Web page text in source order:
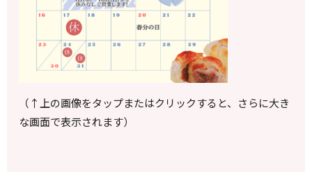
（↑上の画像をタップまたはクリックすると、さらに大き
な画面で表示されます）